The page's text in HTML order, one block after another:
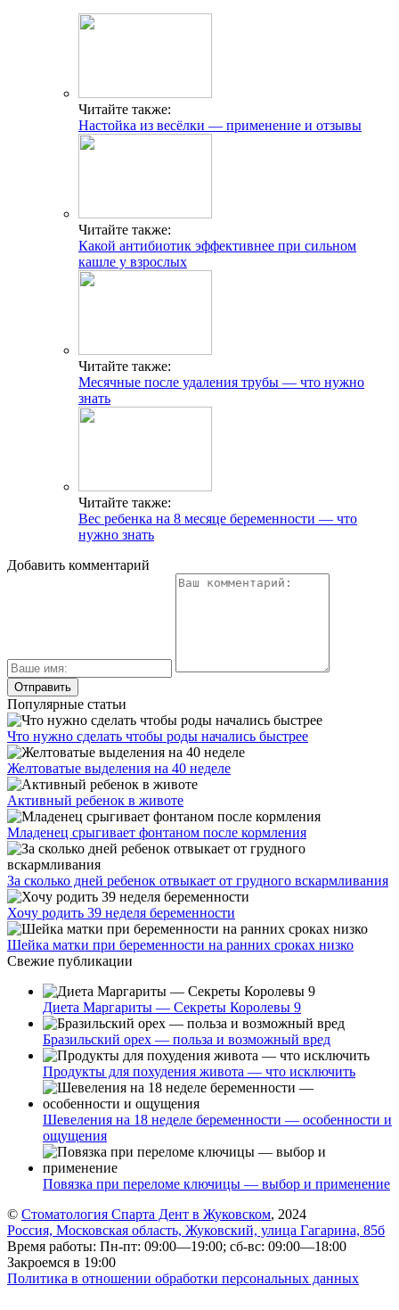
Читайте также:
Настойка из весёлки — применение и отзывы
Читайте также:
Какой антибиотик эффективнее при сильном
кашле у взрослых
Читайте также:
Месячные после удаления трубы — что нужно
знать
Читайте также:
Вес ребенка на 8 месяце беременности — что
нужно знать
Добавить комментарий
Популярные статьи
Что нужно сделать чтобы роды начались быстрее
Желтоватые выделения на 40 неделе
Активный ребенок в животе
Младенец срыгивает фонтаном после кормления
За сколько дней ребенок отвыкает от грудного вскармливания
Хочу родить 39 неделя беременности
Шейка матки при беременности на ранних сроках низко
Свежие публикации
Диета Маргариты — Секреты Королевы 9
Бразильский орех — польза и возможный вред
Продукты для похудения живота — что исключить
Шевеления на 18 неделе беременности — особенности и
ощущения
Повязка при переломе ключицы — выбор и применение
© Стоматология Спарта Дент в Жуковском, 2024
Россия, Московская область, Жуковский, улица Гагарина, 85б
Время работы: Пн-пт: 09:00—19:00; сб-вс: 09:00—18:00
Закроемся в 19:00
Политика в отношении обработки персональных данных